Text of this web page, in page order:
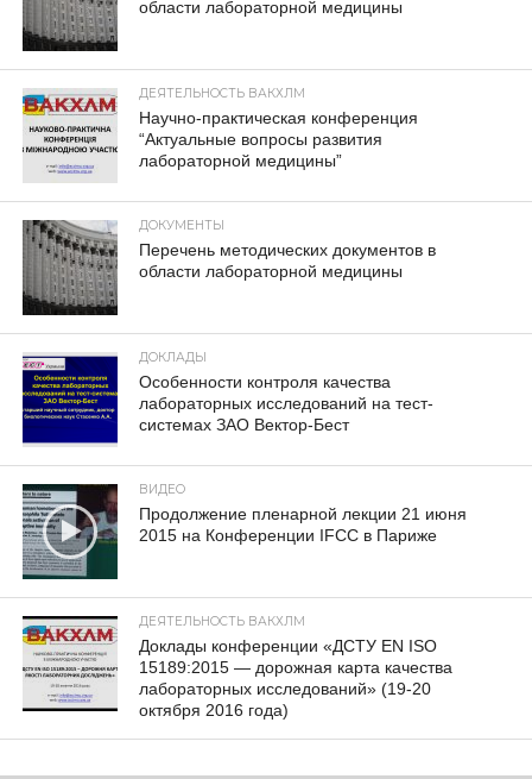
области лабораторной медицины
ДЕЯТЕЛЬНОСТЬ ВАКХЛМ
Научно-практическая конференция
“Актуальные вопросы развития
лабораторной медицины”
ДОКУМЕНТЫ
Перечень методических документов в
области лабораторной медицины
ДОКЛАДЫ
Особенности контроля качества
лабораторных исследований на тест-
системах ЗАО Вектор-Бест
ВИДЕО
Продолжение пленарной лекции 21 июня
2015 на Конференции IFCC в Париже
ДЕЯТЕЛЬНОСТЬ ВАКХЛМ
Доклады конференции «ДСТУ EN ISO
15189:2015 — дорожная карта качества
лабораторных исследований» (19-20
октября 2016 года)